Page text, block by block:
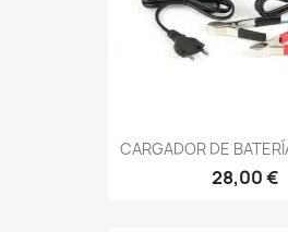
CARGADOR DE
28,00 €